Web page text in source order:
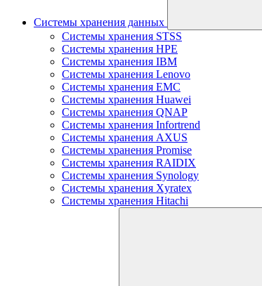
Системы хранения данных
Системы хранения STSS
Системы хранения HPE
Системы хранения IBM
Системы хранения Lenovo
Системы хранения EMC
Системы хранения Huawei
Системы хранения QNAP
Системы хранения Infortrend
Системы хранения AXUS
Системы хранения Promise
Системы хранения RAIDIX
Системы хранения Synology
Системы хранения Xyratex
Системы хранения Hitachi